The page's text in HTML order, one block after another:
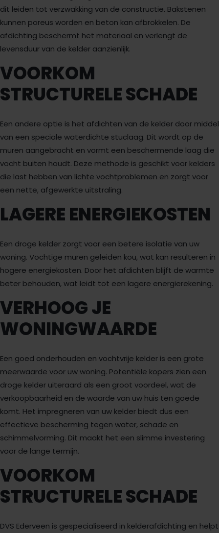
dit leiden tot verzwakking van de constructie. Bakstenen
kunnen poreus worden en beton kan afbrokkelen. De
afdichting beschermt het materiaal en verlengt de
levensduur van de kelder aanzienlijk.
VOORKOM
STRUCTURELE SCHADE
Een andere optie is het afdichten van de kelder door middel
van een speciale waterdichte stuclaag. Dit wordt op de
muren aangebracht en vormt een beschermende laag die
vocht buiten houdt. Deze methode is geschikt voor kelders
die last hebben van lichte vochtproblemen en zorgt voor
een nette, afgewerkte uitstraling.
LAGERE ENERGIEKOSTEN
Een droge kelder zorgt voor een betere isolatie van uw
woning. Vochtige muren geleiden kou, wat kan resulteren in
hogere energiekosten. Door het afdichten blijft de warmte
beter behouden, wat leidt tot een lagere energierekening.
VERHOOG JE
WONINGWAARDE
Een goed onderhouden en vochtvrije kelder is een grote
meerwaarde voor uw woning. Potentiële kopers zien een
droge kelder uiteraard als een groot voordeel, wat de
verkoopbaarheid en de waarde van uw huis ten goede
komt. Het impregneren van uw kelder biedt dus een
effectieve bescherming tegen water, schade en
schimmelvorming. Dit maakt het een slimme investering
voor de lange termijn.
VOORKOM
STRUCTURELE SCHADE
DVS Ederveen is gespecialiseerd in kelderafdichting en helpt